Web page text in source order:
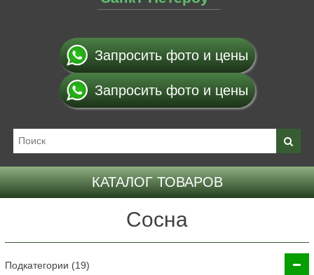
Запросить фото и цены
Запросить фото и цены
КАТАЛОГ ТОВАРОВ
Сосна
Подкатегории (19)